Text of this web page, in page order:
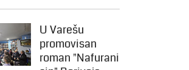
U Varešu
promovisan
roman "Nafurani